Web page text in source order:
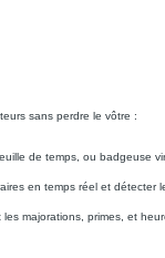
sans perdre le vôtre :
de temps, ou badgeuse
en temps réel et détecter
majorations, primes, et